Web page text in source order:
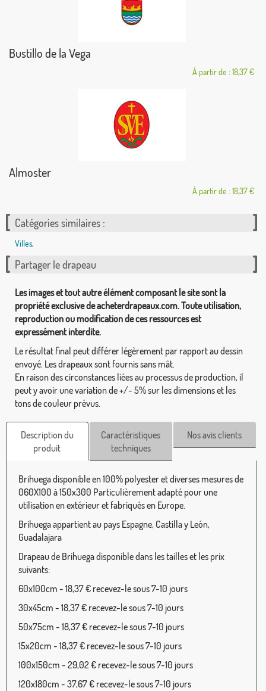
Bustillo de la Vega
À partir de : 18,37 €
Almoster
À partir de : 18,37 €
Catégories similaires :
Villes,
Partager le drapeau
Les images et tout autre élément composant le site sont la
propriété exclusive de acheterdrapeaux.com. Toute utilisation,
reproduction ou modification de ces ressources est
expressément interdite.
Le résultat final peut différer légèrement par rapport au dessin
envoyé. Les drapeaux sont fournis sans mât.
En raison des circonstances liées au processus de production, il
peut y avoir une variation de +/- 5% sur les dimensions et les
tons de couleur prévus.
Description du
produit
Caractéristiques
techniques
Nos avis clients
Brihuega disponible en 100% polyester et diverses mesures de
060X100 à 150x300 Particulièrement adapté pour une
utilisation en extérieur et fabriqués en Europe.
Brihuega appartient au pays Espagne, Castilla y León,
Guadalajara
Drapeau de Brihuega disponible dans les tailles et les prix
suivants:
60x100cm - 18,37 € recevez-le sous 7-10 jours
30x45cm - 18,37 € recevez-le sous 7-10 jours
50x75cm - 18,37 € recevez-le sous 7-10 jours
15x20cm - 18,37 € recevez-le sous 7-10 jours
100x150cm - 29,02 € recevez-le sous 7-10 jours
120x180cm - 37,67 € recevez-le sous 7-10 jours